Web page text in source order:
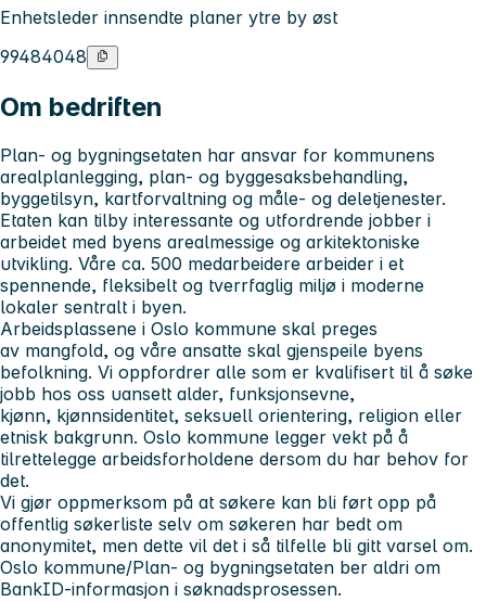
Enhetsleder innsendte planer ytre by øst
99484048
Om bedriften
Plan- og bygningsetaten har ansvar for kommunens
arealplanlegging, plan- og byggesaksbehandling,
byggetilsyn, kartforvaltning og måle- og deletjenester.
Etaten kan tilby interessante og utfordrende jobber i
arbeidet med byens arealmessige og arkitektoniske
utvikling. Våre ca. 500 medarbeidere arbeider i et
spennende, fleksibelt og tverrfaglig miljø i moderne
lokaler sentralt i byen.
Arbeidsplassene i Oslo kommune skal preges
av mangfold, og våre ansatte skal gjenspeile byens
befolkning. Vi oppfordrer alle som er kvalifisert til å søke
jobb hos oss uansett alder, funksjonsevne,
kjønn, kjønnsidentitet, seksuell orientering, religion eller
etnisk bakgrunn. Oslo kommune legger vekt på å
tilrettelegge arbeidsforholdene dersom du har behov for
det.
Vi gjør oppmerksom på at søkere kan bli ført opp på
offentlig søkerliste selv om søkeren har bedt om
anonymitet, men dette vil det i så tilfelle bli gitt varsel om.
Oslo kommune/Plan- og bygningsetaten ber aldri om
BankID-informasjon i søknadsprosessen.